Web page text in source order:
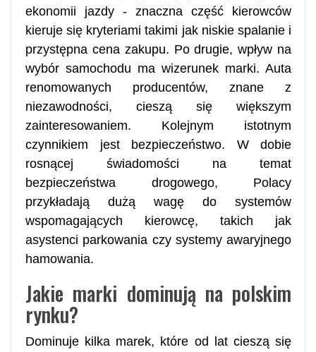
ekonomii jazdy - znaczna część kierowców
kieruje się kryteriami takimi jak niskie spalanie i
przystępna cena zakupu. Po drugie, wpływ na
wybór samochodu ma wizerunek marki. Auta
renomowanych producentów, znane z
niezawodności, cieszą się większym
zainteresowaniem. Kolejnym istotnym
czynnikiem jest bezpieczeństwo. W dobie
rosnącej świadomości na temat
bezpieczeństwa drogowego, Polacy
przykładają dużą wagę do systemów
wspomagających kierowcę, takich jak
asystenci parkowania czy systemy awaryjnego
hamowania.
Jakie marki dominują na polskim
rynku?
Dominuje kilka marek, które od lat cieszą się